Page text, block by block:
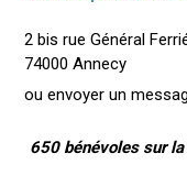
2 bis rue Général
74000 Annecy
ou envoyer un
650 bénévoles sur